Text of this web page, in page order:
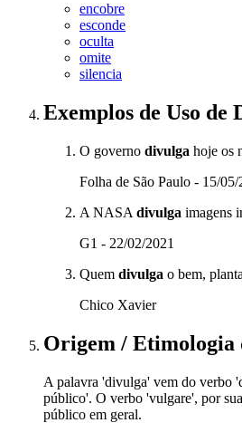
encobre
esconde
oculta
omite
silencia
Exemplos de Uso de
O governo divulga hoje os
Folha de São Paulo - 15/05/
A NASA divulga imagens
G1 - 22/02/2021
Quem divulga o bem,
Chico Xavier
Origem / Etimologia
A palavra 'divulga' vem do verbo
público'. O verbo 'vulgare', por
público em geral.